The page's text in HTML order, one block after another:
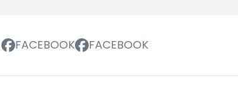
FACEBOOK FACEBOOK